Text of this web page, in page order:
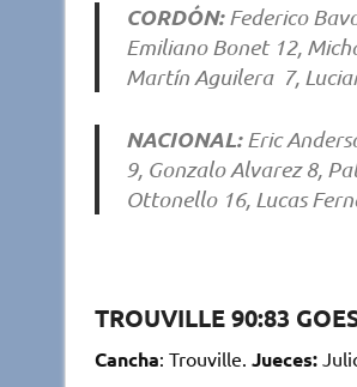
CORDÓN:Federico
Emiliano Bonet 12,
Martín Aguilera 7,
NACIONAL:Eric
9, Gonzalo Alvarez 8,
Ottonello 16, Lucas
TROUVILLE 90:83
Cancha: Trouville. Jueces: